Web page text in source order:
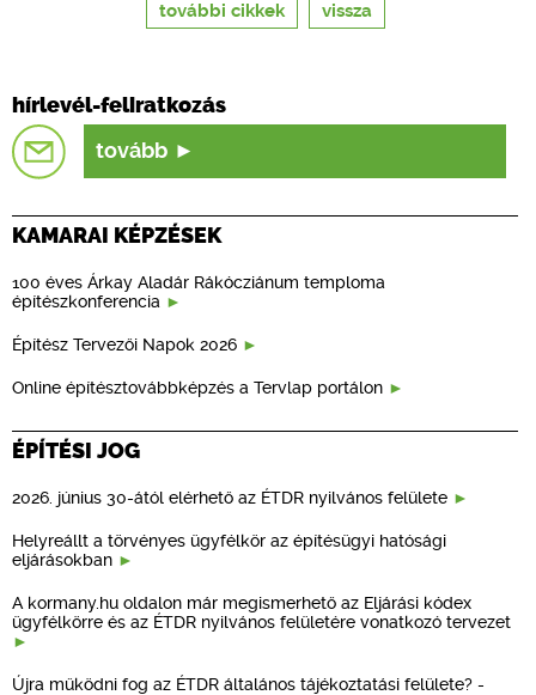
további cikkek vissza
hírlevél-feliratkozás
tovább
KAMARAI KÉPZÉSEK
100 éves Árkay Aladár Rákócziánum temploma
építészkonferencia
Építész Tervezői Napok 2026
Online építésztovábbképzés a Tervlap portálon
ÉPÍTÉSI JOG
2026. június 30-ától elérhető az ÉTDR nyilvános felülete
Helyreállt a törvényes ügyfélkör az építésügyi hatósági
eljárásokban
A kormany.hu oldalon már megismerhető az Eljárási kódex
ügyfélkörre és az ÉTDR nyilvános felületére vonatkozó tervezet
Újra működni fog az ÉTDR általános tájékoztatási felülete? -